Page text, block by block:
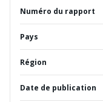
Numéro du rapport
Pays
Région
Date de publication